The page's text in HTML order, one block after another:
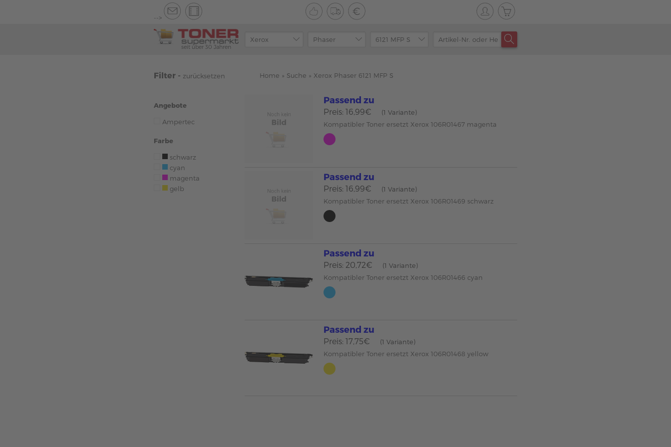
-->
seit über 30 Jahren
Filter - zurücksetzen
Angebote
Ampertec
Farbe
schwarz
cyan
magenta
gelb
Home » Suche » Xerox Phaser 6121 MFP S
Passend zu
Preis: 16,99€
(1 Variante)
Kompatibler Toner ersetzt Xerox 106R01467 magenta
Passend zu
Preis: 16,99€
(1 Variante)
Kompatibler Toner ersetzt Xerox 106R01469 schwarz
Passend zu
Preis: 20,72€
(1 Variante)
Kompatibler Toner ersetzt Xerox 106R01466 cyan
Passend zu
Preis: 17,75€
(1 Variante)
Kompatibler Toner ersetzt Xerox 106R01468 yellow